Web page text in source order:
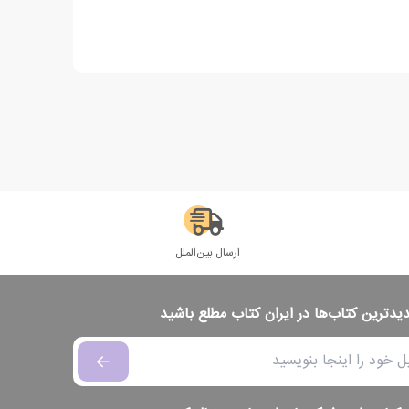
ارسال بین‌الملل
کتاب‌ها در ایران کتاب مطلع باشید